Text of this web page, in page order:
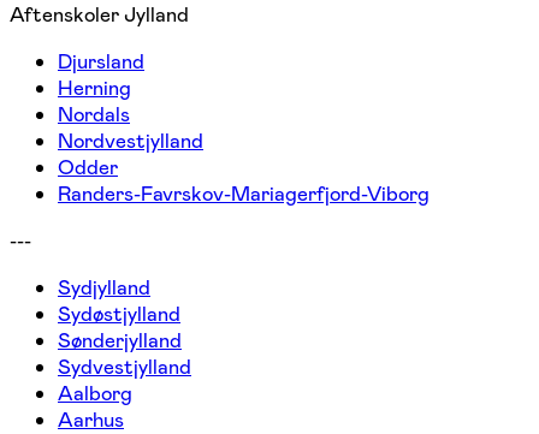
Aftenskoler Jylland
Djursland
Herning
Nordals
Nordvestjylland
Odder
Randers-Favrskov-Mariagerfjord-Viborg
---
Sydjylland
Sydøstjylland
Sønderjylland
Sydvestjylland
Aalborg
Aarhus